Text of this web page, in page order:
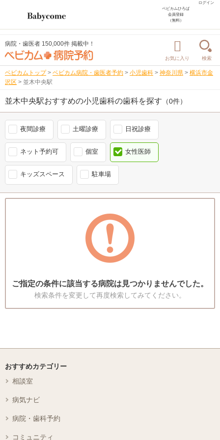
ログイン
ベビカムひろば
会員登録
（無料）
病院・歯医者 150,000件 掲載中！
お気に入り 検索
ベビカムトップ > ベビカム病院・歯医者予約 > 小児歯科 > 神奈川県 > 横浜市金
沢区 > 並木中央駅
並木中央駅おすすめの小児歯科の歯科を探す （0件）
夜間診療 土曜診療 日祝診療
ネット予約可 個室 女性医師
キッズスペース 駐車場
ご指定の条件に該当する病院は見つかりませんでした。
検索条件を変更して再度検索してみてください。
おすすめカテゴリー
相談室
病気ナビ
病院・歯科予約
コミュニティ